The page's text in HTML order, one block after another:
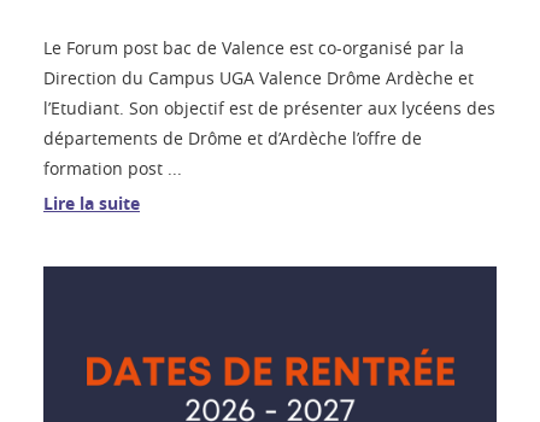
Le Forum post bac de Valence est co-organisé par la
Direction du Campus UGA Valence Drôme Ardèche et
l’Etudiant. Son objectif est de présenter aux lycéens des
départements de Drôme et d’Ardèche l’offre de
formation post ...
Lire la suite